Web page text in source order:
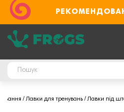
Лавки для тренувань Лавки під